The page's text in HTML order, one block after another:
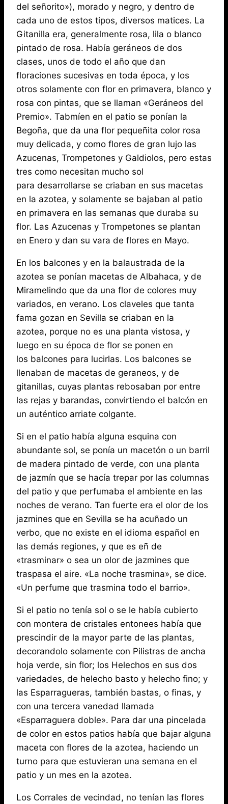
del señorito»), morado y negro, y dentro de
cada uno de estos tipos, diversos matices. La
Gitanilla era, generalmente rosa, lila o blanco
pintado de rosa. Había geráneos de dos
clases, unos de todo el año que dan
floraciones sucesivas en toda época, y los
otros solamente con flor en primavera, blanco y
rosa con pintas, que se llaman «Geráneos del
Premio». Tabmíen en el patio se ponían la
Begoña, que da una flor pequeñita color rosa
muy delicada, y como flores de gran lujo las
Azucenas, Trompetones y Galdiolos, pero estas
tres como necesitan mucho sol
para desarrollarse se criaban en sus macetas
en la azotea, y solamente se bajaban al patio
en primavera en las semanas que duraba su
flor. Las Azucenas y Trompetones se plantan
en Enero y dan su vara de flores en Mayo.
En los balcones y en la balaustrada de la
azotea se ponían macetas de Albahaca, y de
Miramelindo que da una flor de colores muy
variados, en verano. Los claveles que tanta
fama gozan en Sevilla se criaban en la
azotea, porque no es una planta vistosa, y
luego en su época de flor se ponen en
los balcones para lucirlas. Los balcones se
llenaban de macetas de geraneos, y de
gitanillas, cuyas plantas rebosaban por entre
las rejas y barandas, convirtiendo el balcón en
un auténtico arriate colgante.
Si en el patio había alguna esquina con
abundante sol, se ponía un macetón o un barril
de madera pintado de verde, con una planta
de jazmín que se hacía trepar por las columnas
del patio y que perfumaba el ambiente en las
noches de verano. Tan fuerte era el olor de los
jazmines que en Sevilla se ha acuñado un
verbo, que no existe en el idioma español en
las demás regiones, y que es eñ de
«trasminar» o sea un olor de jazmines que
traspasa el aire. «La noche trasmina», se dice.
«Un perfume que trasmina todo el barrio».
Si el patio no tenía sol o se le había cubierto
con montera de cristales entonees había que
prescindir de la mayor parte de las plantas,
decorandolo solamente con Pilistras de ancha
hoja verde, sin flor; los Helechos en sus dos
variedades, de helecho basto y helecho fino; y
las Esparragueras, también bastas, o finas, y
con una tercera vanedad llamada
«Esparraguera doble». Para dar una pincelada
de color en estos patios había que bajar alguna
maceta con flores de la azotea, haciendo un
turno para que estuvieran una semana en el
patio y un mes en la azotea.
Los Corrales de vecindad, no tenían las flores